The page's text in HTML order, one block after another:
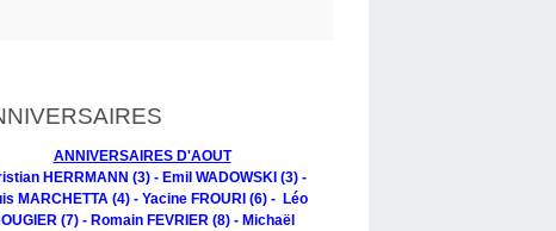
ANNIVERSAIRES D'AOUT
HERRMANN (3) - Emil WADOWSKI (3) -
MARCHETTA (4) - Yacine FROURI (6) - Léo
(7) - Romain FEVRIER (8) - Michaël